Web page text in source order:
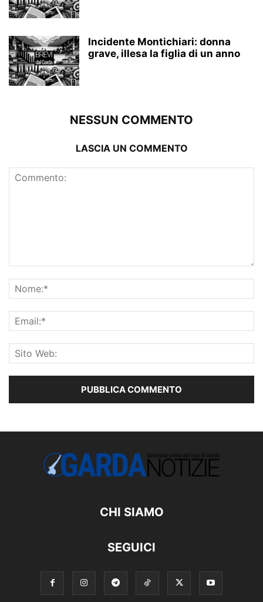
Incidente Montichiari: donna
grave, illesa la figlia di un anno
NESSUN COMMENTO
LASCIA UN COMMENTO
CHI SIAMO
SEGUICI